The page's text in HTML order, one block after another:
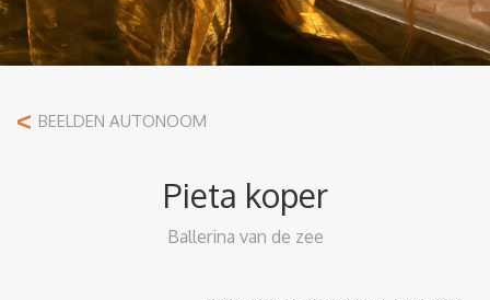
< BEELDEN AUTONOOM
Pieta koper
Ballerina van de zee